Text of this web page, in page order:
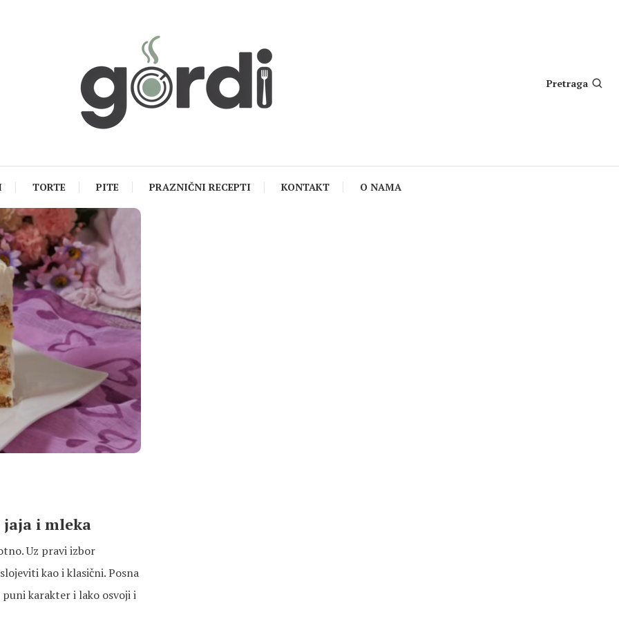
Pretraga
TORTE PITE PRAZNIČNI RECEPTI KONTAKT O NAMA
jaja i mleka
Uz pravi izbor
kao i klasični. Posna
puni karakter i lako osvoji i